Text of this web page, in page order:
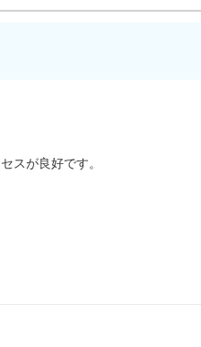
スが良好です。